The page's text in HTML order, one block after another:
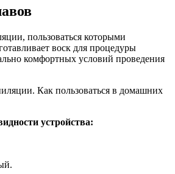
пользоваться которыми
воск для процедуры
комфортных условий проведения
устройства: